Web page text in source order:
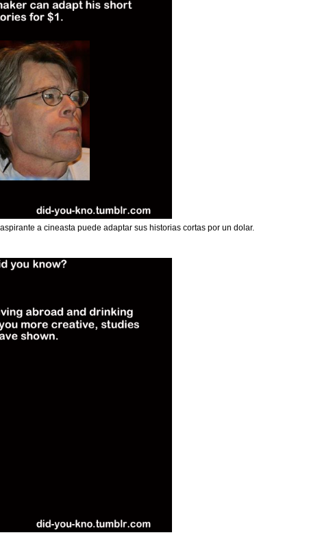
a cineasta puede adaptar sus historias cortas por un dolar.